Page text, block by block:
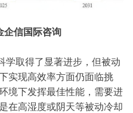
企信国际咨询
学取得了显著进步，但被动
实现高效率方面仍面临挑
境下发挥最佳性能，需要进
在高湿度或阴天等被动冷却